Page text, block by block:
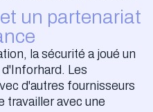
un partenariat
la sécurité a joué un
Les
d'autres fournisseurs
travailler avec une